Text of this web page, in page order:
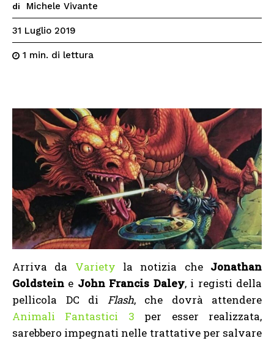
di Michele Vivante
31 Luglio 2019
1 min. di lettura
Arriva da Variety la notizia che Jonathan
Goldstein e John Francis Daley, i registi della
pellicola DC di Flash, che dovrà attendere
Animali Fantastici 3 per esser realizzata,
sarebbero impegnati nelle trattative per salvare